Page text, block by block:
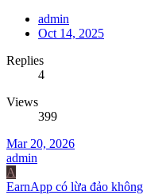
admin
Oct 14, 2025
Replies
4
Views
399
Mar 20, 2026
admin
A
EarnApp có lừa đảo